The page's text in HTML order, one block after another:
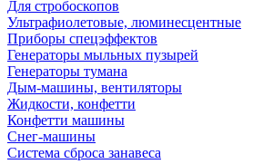
Для стробоскопов
Ультрафиолетовые, люминесцентные
Приборы спецэффектов
Генераторы мыльных пузырей
Генераторы тумана
Дым-машины, вентиляторы
Жидкости, конфетти
Конфетти машины
Снег-машины
Система сброса занавеса